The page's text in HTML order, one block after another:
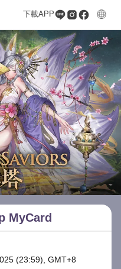
下載APP
MyCard
(23:59), GMT+8